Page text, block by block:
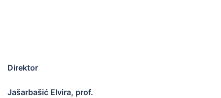
Direktor
Jašarbašić Elvira, prof.